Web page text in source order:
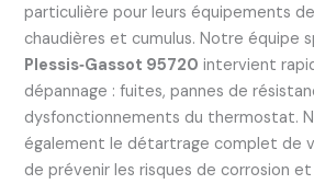
particulière pour leurs équipements
chaudières et cumulus. Notre équipe
Plessis‑Gassot 95720 intervient
dépannage : fuites, pannes de
dysfonctionnements du thermostat.
également le détartrage complet de
de prévenir les risques de corrosion